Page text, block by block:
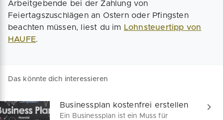
Arbeitgebende bei der Zahlung von
Feiertagszuschlägen an Ostern oder Pfingsten
beachten müssen, liest du im Lohnsteuertipp von
HAUFE.
Das könnte dich interessieren
Businessplan kostenfrei erstellen
Ein Businessplan ist ein Muss für